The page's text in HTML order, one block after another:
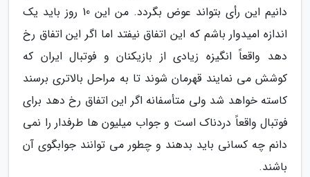
دانیم این رأی بتواند عوض بگردد. من این 10 روز باید یک
اندازه امیدوار باشم که این اتفاق نیفتد اما اگر این اتفاق رخ
دهد واقعاً انگیزه زیادی از بازیکنان و فوتبال ایران که
کوشش می نمایند قهرمان شوند تا به مراحل بالاتری برسند
کاسته خواهد شد ولی متأسفانه اگر این اتفاق رخ دهد برای
فوتبال واقعاً دردناک است و جواب میلیون ها طرفدار را نمی
دانم چه کسانی باید بدهند و چطور می توانند جوابگوی آن
باشند.